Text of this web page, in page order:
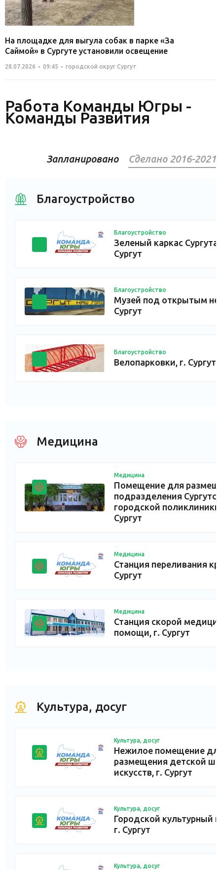
На площадке для выгула собак в парке «За
Саймой» в Сургуте установили освещение
28.07.2026 09:45 городской округ Сургут
Работа Команды Югры -
Команды Развития
Запланировано Сделано 2016-2021
Благоустройство
Благоустройство
Зеленый каркас Сургута,
Сургут
Благоустройство
Музей под открытым
Сургут
Благоустройство
Велопарковки, г. Сургут
Медицина
Медицина
Помещение для
подразделения
городской
Сургут
Медицина
Станция переливания
Сургут
Медицина
Станция скорой
помощи, г. Сургут
Культура, досуг
Культура, досуг
Нежилое помещение
размещения детской
искусств, г. Сургут
Культура, досуг
Городской культурный
г. Сургут
Культура, досуг